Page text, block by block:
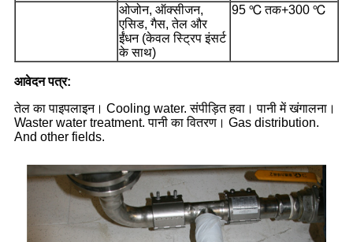
ओजोन, ऑक्सीजन,
एसिड, गैस, तेल और
ईंधन (केवल स्ट्रिप इंसर्ट
के साथ)
95 ℃ तक+300 ℃
आवेदन पत्र:
तेल का पाइपलाइन। Cooling water. संपीड़ित हवा। पानी में खंगालना।
Waster water treatment. पानी का वितरण। Gas distribution.
And other fields.